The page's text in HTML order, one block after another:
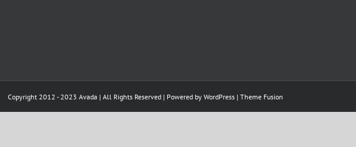
Copyright 2012 - 2023 Avada | All Rights Reserved | Powered by WordPress | Theme Fusion